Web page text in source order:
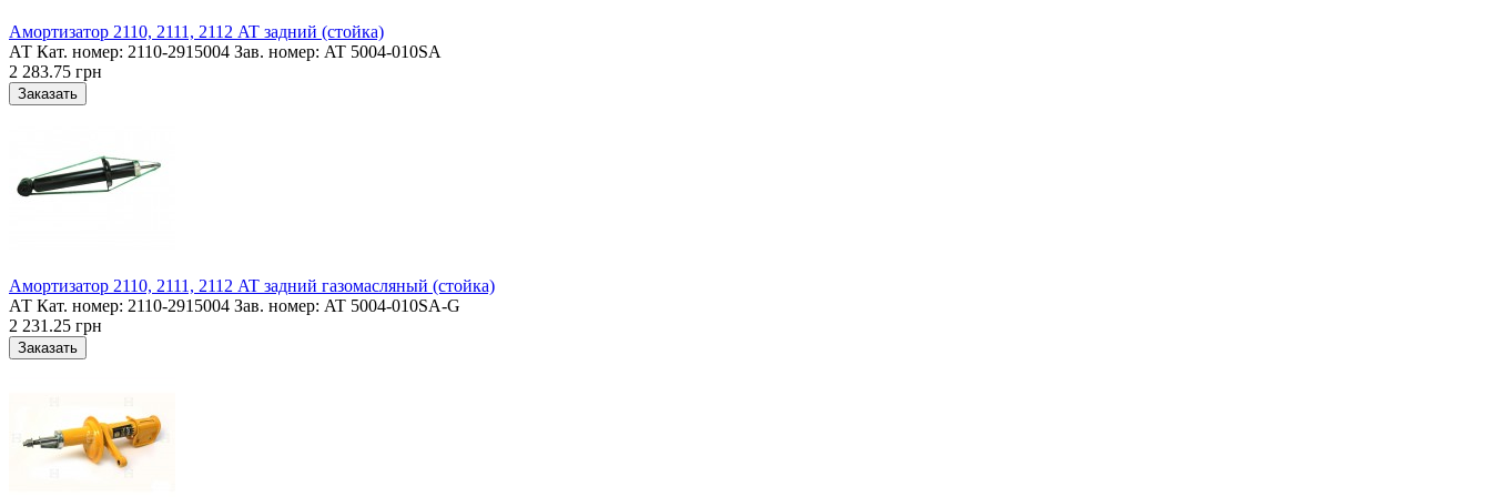
Амортизатор 2110, 2111, 2112 AT задний (стойка)
АТ Кат. номер: 2110-2915004 Зав. номер: AT 5004-010SA
2 283.75 грн
Амортизатор 2110, 2111, 2112 AT задний газомасляный (стойка)
АТ Кат. номер: 2110-2915004 Зав. номер: AT 5004-010SA-G
2 231.25 грн